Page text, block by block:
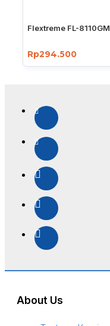
Flextreme FL-
Rp294.500
About Us